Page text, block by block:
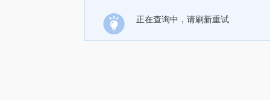
正在查询中，请刷新重试